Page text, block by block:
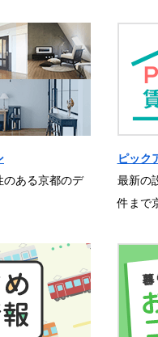
のある京都のデ
ピック
最新の
件まで